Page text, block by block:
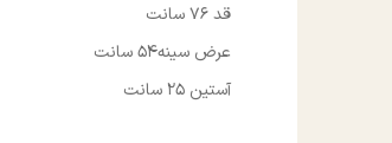
قد 76 سانت
عرض سینه54 سانت
آستین 25 سانت